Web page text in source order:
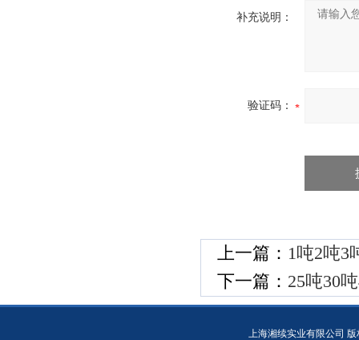
补充说明：
验证码：
上一篇： 1吨2吨3
下一篇： 25吨30
上海湘续实业有限公司